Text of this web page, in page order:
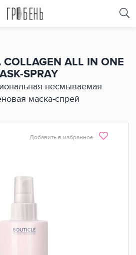
COLLAGEN ALL IN ONE
SPRAY
несмываемая
маска-спрей
Добавить в избранное